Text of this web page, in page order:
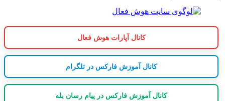
کانال آپارات هوش فعال
کانال آموزش فارکس در تلگرام
کانال آموزش فارکس در پیام رسان بله